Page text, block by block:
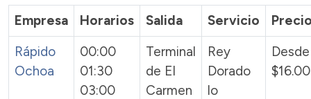
Empresa Horarios Salida Servicio
Rápido
Ochoa
00:00
01:30
03:00
Terminal
de El
Carmen
Rey
Dorado
lo
Desde